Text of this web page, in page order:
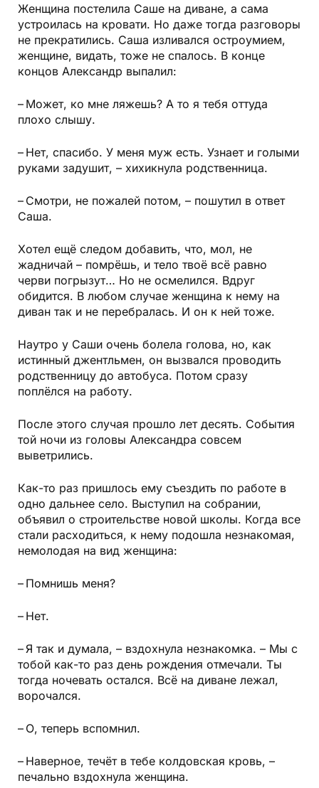
Женщина постелила Саше на диване, а сама
устроилась на кровати. Но даже тогда разговоры
не прекратились. Саша изливался остроумием,
женщине, видать, тоже не спалось. В конце
концов Александр выпалил:
– Может, ко мне ляжешь? А то я тебя оттуда
плохо слышу.
– Нет, спасибо. У меня муж есть. Узнает и голыми
руками задушит, – хихикнула родственница.
– Смотри, не пожалей потом, – пошутил в ответ
Саша.
Хотел ещё следом добавить, что, мол, не
жадничай – помрёшь, и тело твоё всё равно
черви погрызут… Но не осмелился. Вдруг
обидится. В любом случае женщина к нему на
диван так и не перебралась. И он к ней тоже.
Наутро у Саши очень болела голова, но, как
истинный джентльмен, он вызвался проводить
родственницу до автобуса. Потом сразу
поплёлся на работу.
После этого случая прошло лет десять. События
той ночи из головы Александра совсем
выветрились.
Как-то раз пришлось ему съездить по работе в
одно дальнее село. Выступил на собрании,
объявил о строительстве новой школы. Когда все
стали расходиться, к нему подошла незнакомая,
немолодая на вид женщина:
– Помнишь меня?
– Нет.
– Я так и думала, – вздохнула незнакомка. – Мы с
тобой как-то раз день рождения отмечали. Ты
тогда ночевать остался. Всё на диване лежал,
ворочался.
– О, теперь вспомнил.
– Наверное, течёт в тебе колдовская кровь, –
печально вздохнула женщина.